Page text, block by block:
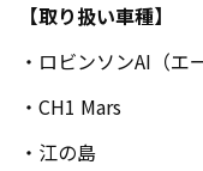
【取り扱い車種】
・ロビンソンAI（エ
・CH1 Mars
・江の島